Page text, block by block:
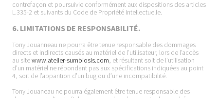
contrefaçon et poursuivie conformément aux dispositions des articles
L.335-2 et suivants du Code de Propriété Intellectuelle.
6. LIMITATIONS DE RESPONSABILITÉ.
Tony Jouanneau ne pourra être tenue responsable des dommages
directs et indirects causés au matériel de l’utilisateur, lors de l’accès
au sitewww.atelier-sumbiosis.com, et résultant soit de l’utilisation
d’un matériel ne répondant pas aux spécifications indiquées au point
4, soit de l’apparition d’un bug ou d’une incompatibilité.
Tony Jouaneau ne pourra également être tenue responsable des